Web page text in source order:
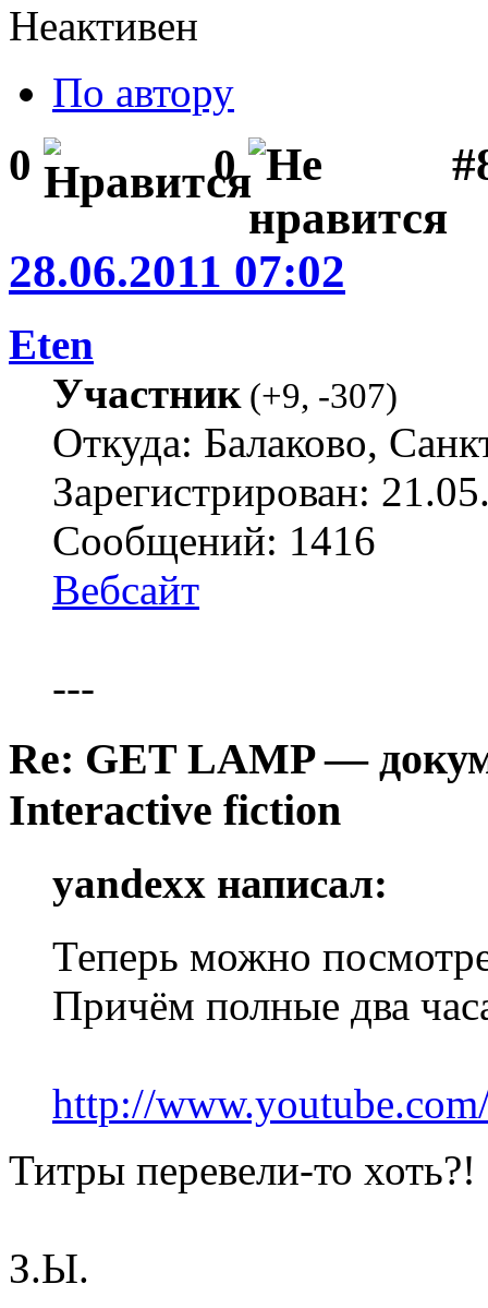
Неактивен
По автору
0 0
28.06.2011 07:02
Eten
Участник(+9, -307)
Откуда: Балаково,
Зарегистрирован:
Сообщений: 1416
Вебсайт
---
Re: GET LAMP —
Interactive fiction
yandexx написал:
Теперь можно
Причём полные два
http://
Титры перевели-то хоть?!
З.Ы.